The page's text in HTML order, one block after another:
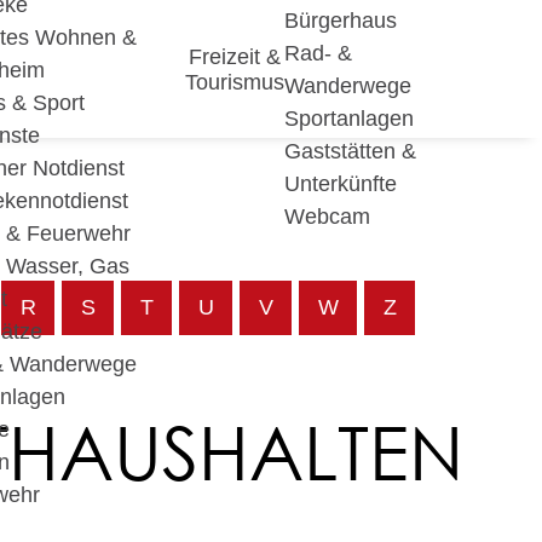
Wohnen &
& Sport
Notdienst
& Feuerwehr
Wasser, Gas
Wanderwege
Freizeit &
Tourismus
Bürgerhaus
Rad- &
Wanderwege
Sportanlagen
Gaststätten &
Unterkünfte
Webcam
R S T U V W Z